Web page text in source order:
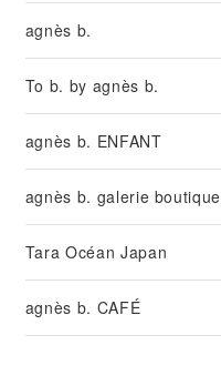
agnès b.
To b. by agnès b.
agnès b. ENFANT
agnès b. galerie boutique
Tara Océan Japan
agnès b. CAFÉ